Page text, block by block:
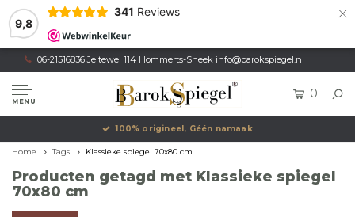
9,8
341 Reviews ×
06-21516836 Jeltewei 114 Hommerts-Sneek info@barokspiegel.nl
MENU
0
100% origineel, Géén namaak
Home Tags Klassieke spiegel 70x80 cm
Producten getagd met Klassieke spiegel
70x80 cm